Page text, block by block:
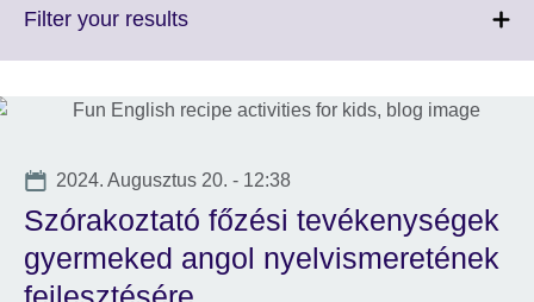
Filter your resultsClick
More
information
Date
2024. Augusztus 20. - 12:38
Szórakoztató főzési tevékenységek
gyermeked angol nyelvismeretének